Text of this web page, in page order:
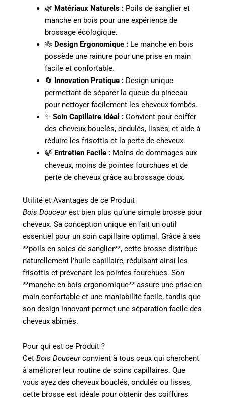
🌿 Matériaux Naturels :Poils de sanglier et
manche en bois pour une expérience de
brossage écologique.
🎋 Design Ergonomique :Le manche en bois
possède une rainure pour une prise en main
facile et confortable.
🔄 Innovation Pratique :Design unique
permettant de séparer la queue du pinceau
pour nettoyer facilement les cheveux tombés.
✨ Soin Capillaire Idéal :Convient pour coiffer
des cheveux bouclés, ondulés, lisses, et aide à
réduire les frisottis et la perte de cheveux.
🍃 Entretien Facile :Moins de dommages aux
cheveux, moins de pointes fourchues et de
perte de cheveux grâce au brossage doux.
Utilité et Avantages de ce Produit
Bois Douceurest bien plus qu’une simple brosse pour
cheveux. Sa conception unique en fait un outil
essentiel pour un soin capillaire optimal. Grâce à ses
**poils en soies de sanglier**, cette brosse distribue
naturellement l’huile capillaire, réduisant ainsi les
frisottis et prévenant les pointes fourchues. Son
**manche en bois ergonomique** assure une prise en
main confortable et une maniabilité facile, tandis que
son design innovant permet une séparation facile des
cheveux abîmés.
Pour qui est ce Produit ?
Cet Bois Douceurconvient à tous ceux qui cherchent
à améliorer leur routine de soins capillaires. Que
vous ayez des cheveux bouclés, ondulés ou lisses,
cette brosse est idéale pour obtenir des coiffures